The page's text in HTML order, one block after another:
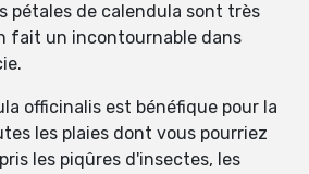
pétales de calendula sont très
fait un incontournable dans
officinalis est bénéfique pour la
les plaies dont vous pourriez
les piqûres d'insectes, les